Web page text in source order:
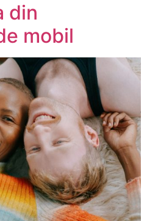
(2026)
Apple
iPad Pro 11
(2025)
Apple
iPad Pro 13
(2025)
Apple
MacBook Pro
14 inch M5 (2025)
Samsung
Galaxy Tab
A11+
Samsung
Galaxy Tab
A11
din
mobil